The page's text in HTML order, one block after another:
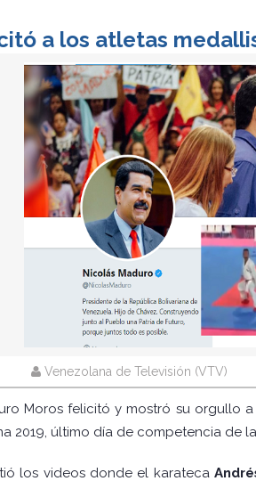
a los atletas
Venezolana de Televisión (VTV)
Moros felicitó y mostró su
2019, último día de competencia de
los videos donde el karateca